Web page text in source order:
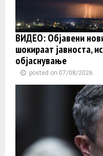
ВИДЕО: Објавени
шокираат јавноста,
објаснување
posted on 07/08/2026